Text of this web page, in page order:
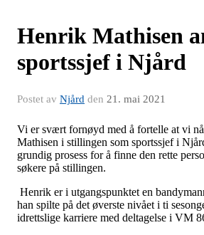
Henrik Mathisen
sportssjef i Njård
Postet av Njård den 21. mai 2021
Vi er svært fornøyd med å fortelle at vi
Mathisen i stillingen som sportssjef i
grundig prosess for å finne den rette
søkere på stillingen.
Henrik er i utgangspunktet en
han spilte på det øverste nivået i ti
idrettslige karriere med deltagelse i VM